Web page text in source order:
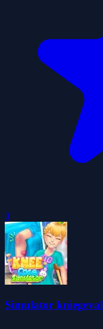
0
Simulator kniegeval